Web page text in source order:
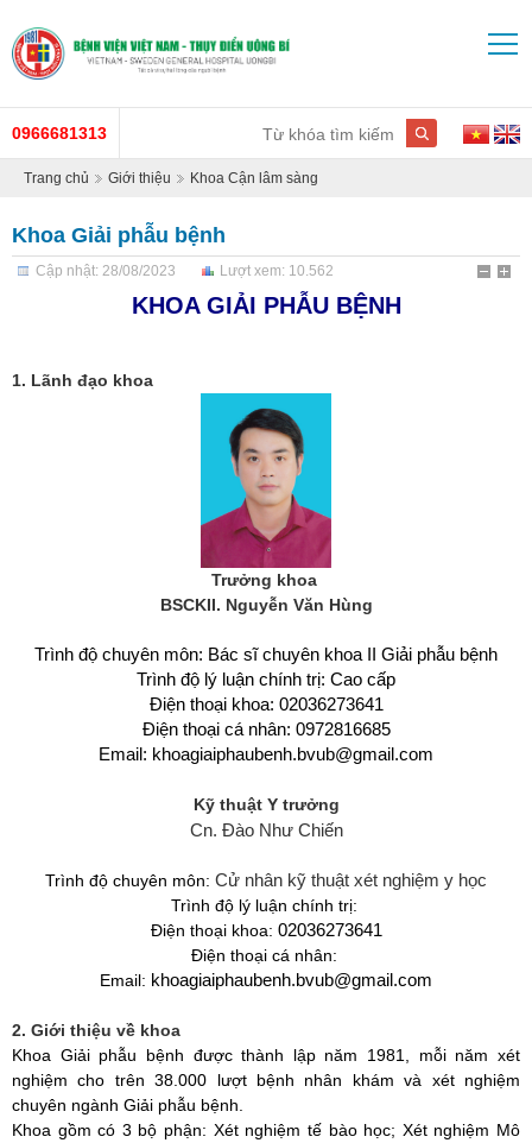
0966681313
Trang chủ Giới thiệu Khoa Cận lâm sàng
Khoa Giải phẫu bệnh
Cập nhật: 28/08/2023 Lượt xem: 10.562
KHOA GIẢI PHẪU BỆNH
1. Lãnh đạo khoa
Trưởng khoa
BSCKII. Nguyễn Văn Hùng
Trình độ chuyên môn: Bác sĩ chuyên khoa II Giải phẫu bệnh
Trình độ lý luận chính trị: Cao cấp
Điện thoại khoa: 02036273641
Điện thoại cá nhân: 0972816685
Email: khoagiaiphaubenh.bvub@gmail.com
Kỹ thuật Y trưởng
Cn. Đào Như Chiến
Trình độ chuyên môn: Cử nhân kỹ thuật xét nghiệm y học
Trình độ lý luận chính trị:
Điện thoại khoa: 02036273641
Điện thoại cá nhân:
Email: khoagiaiphaubenh.bvub@gmail.com
2. Giới thiệu về khoa
Khoa Giải phẫu bệnh được thành lập năm 1981, mỗi năm xét
nghiệm cho trên 38.000 lượt bệnh nhân khám và xét nghiệm
chuyên ngành Giải phẫu bệnh.
Khoa gồm có 3 bộ phận: Xét nghiệm tế bào học; Xét nghiệm Mô